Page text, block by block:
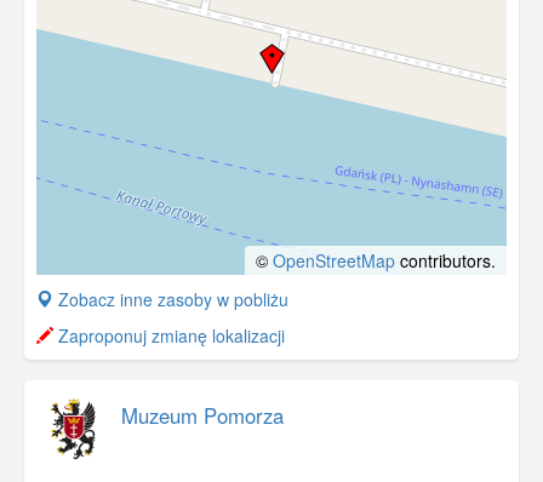
© OpenStreetMap contributors.
+
−
Zobacz inne zasoby w pobliżu
Zaproponuj zmianę lokalizacji
Muzeum Pomorza